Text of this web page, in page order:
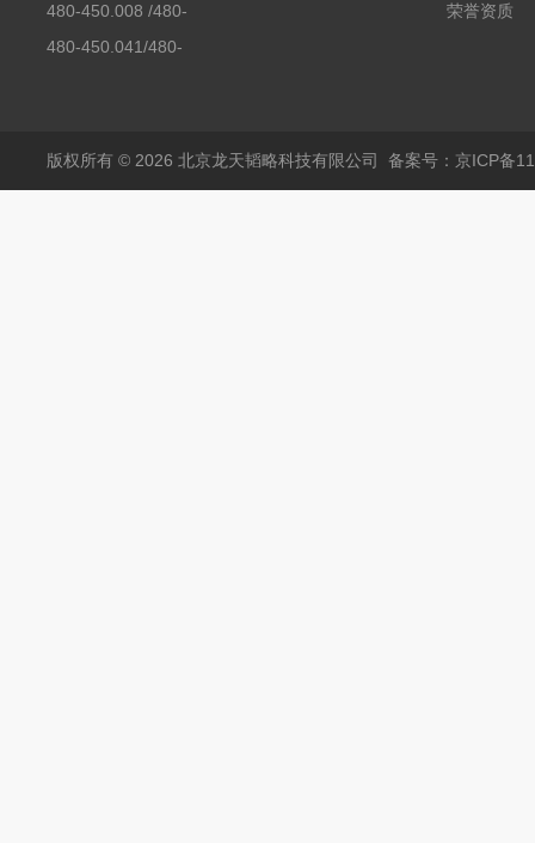
480-450.008 /480-
450.008C耶拿镉Cd空
480-450.041/480-
包邮
荣誉资质
版权所有 © 2026 北京龙天韬略科技有限公司 备案号：京ICP备